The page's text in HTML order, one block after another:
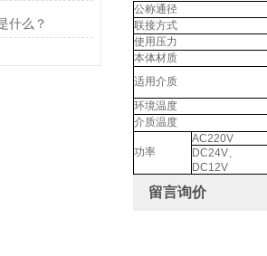
什么？
公称通径
联接方式
使用压力
本体材质
适用介质
环境温度
介质温度
功率
AC220V
DC24V、
DC12V
留言询价